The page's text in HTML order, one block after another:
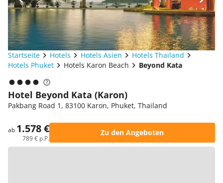
Startseite Hotels Hotels Asien
Hotels Thailand
Hotels Phuket
Hotels Karon Beach Beyond Kata
Hotel Beyond Kata (Karon)
Pakbang Road 1, 83100 Karon, Phuket, Thailand
ab 1.578 €
789 € p.P.
Zu den Angeboten